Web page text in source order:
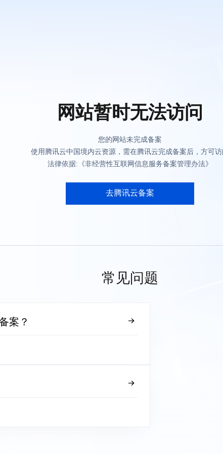
网站暂时无法访问
您的网站未完成备案
使用腾讯云中国境内云资源，需在腾讯云完成备案后，方可
法律依据:《非经营性互联网信息服务备案管理办法》
去腾讯云备案
常见问题
案？